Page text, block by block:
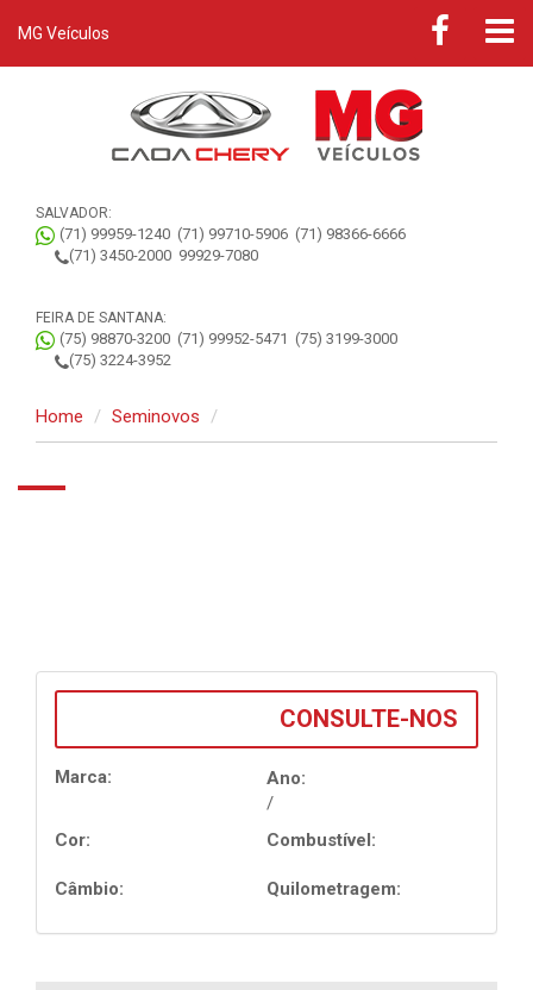
MG Veículos
SALVADOR:
(71) 99959-1240 (71) 99710-5906 (71) 98366-6666
(71) 3450-2000 99929-7080
FEIRA DE SANTANA:
(75) 98870-3200 (71) 99952-5471 (75) 3199-3000
(75) 3224-3952
Home Seminovos
CONSULTE-NOS
Marca:
Ano:
/
Cor:
Combustível:
Câmbio: Quilometragem: